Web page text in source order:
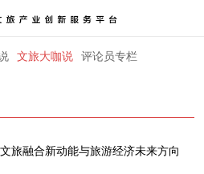
文旅大咖说 评论员专栏
旅融合新动能与旅游经济未来方向